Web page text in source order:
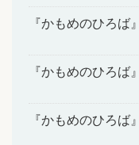
『かもめのひろ
『かもめのひろ
『かもめのひろ